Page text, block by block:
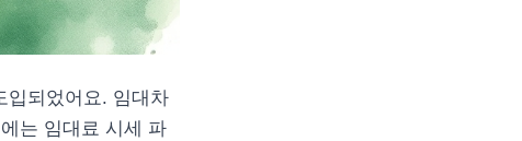
입되었어요. 임대차
는 임대료 시세 파